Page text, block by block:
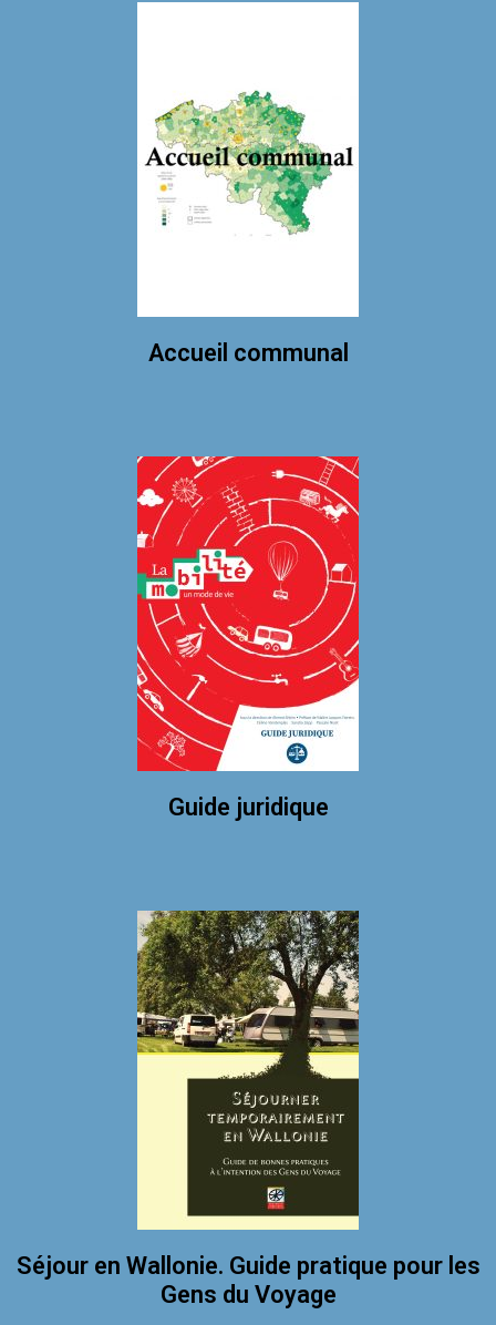
Accueil communal
Guide juridique
Séjour en Wallonie. Guide pratique pour les
Gens du Voyage